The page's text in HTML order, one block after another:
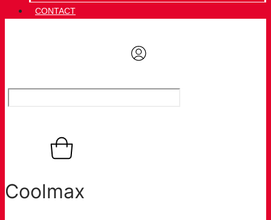
CONTACT
Coolmax